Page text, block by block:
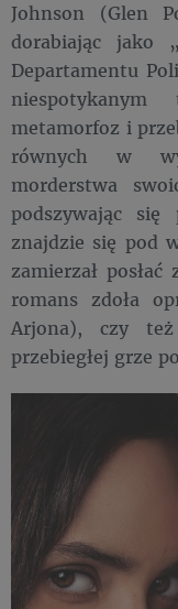
Johnson (Glen
dorabiając jako
Departamentu
niespotykanym
metamorfoz i
równych w
morderstwa
podszywając
znajdzie się pod
zamierzał
romans zdoła
Arjona), czy
przebiegłej grze